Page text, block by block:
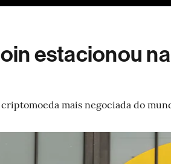
estacionou
criptomoeda mais negociada do